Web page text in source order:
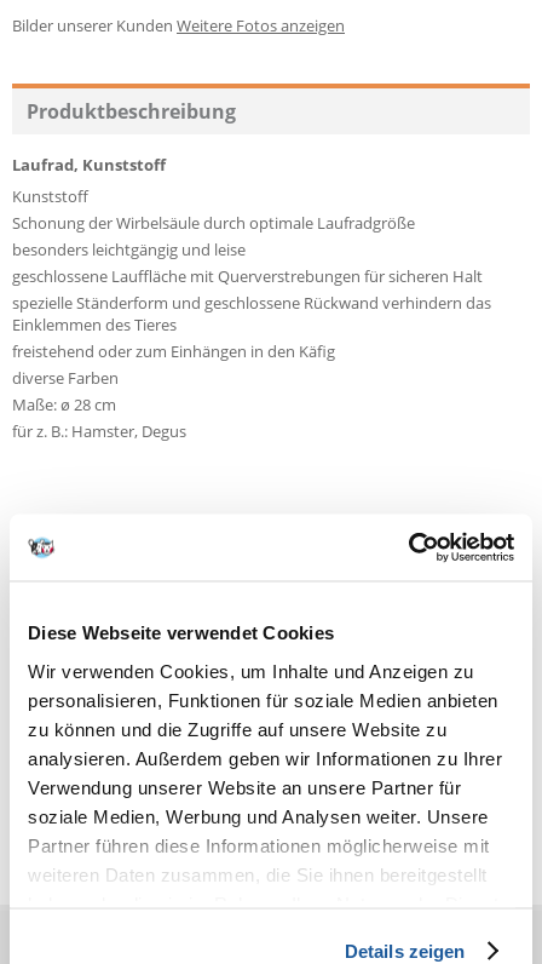
Diese Webseite verwendet Cookies
Wir verwenden Cookies, um Inhalte und Anzeigen zu
personalisieren, Funktionen für soziale Medien anbieten
zu können und die Zugriffe auf unsere Website zu
analysieren. Außerdem geben wir Informationen zu Ihrer
Verwendung unserer Website an unsere Partner für
soziale Medien, Werbung und Analysen weiter. Unsere
Partner führen diese Informationen möglicherweise mit
weiteren Daten zusammen, die Sie ihnen bereitgestellt
Details zeigen
Bilder unserer Kunden Weitere Fotos anzeigen
Produktbeschreibung
Laufrad, Kunststoff
Kunststoff
Schonung der Wirbelsäule durch optimale Laufradgröße
besonders leichtgängig und leise
geschlossene Lauffläche mit Querverstrebungen für sicheren Halt
spezielle Ständerform und geschlossene Rückwand verhindern das
Einklemmen des Tieres
freistehend oder zum Einhängen in den Käfig
diverse Farben
Maße: ø 28 cm
für z. B.: Hamster, Degus
NEUE NACHRICHT
Fragen und Antworten (FAQ)
Eigenschaften
Bewertungen
Zusätzliche Fotos